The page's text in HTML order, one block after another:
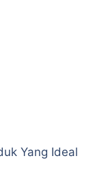
Yang Ideal